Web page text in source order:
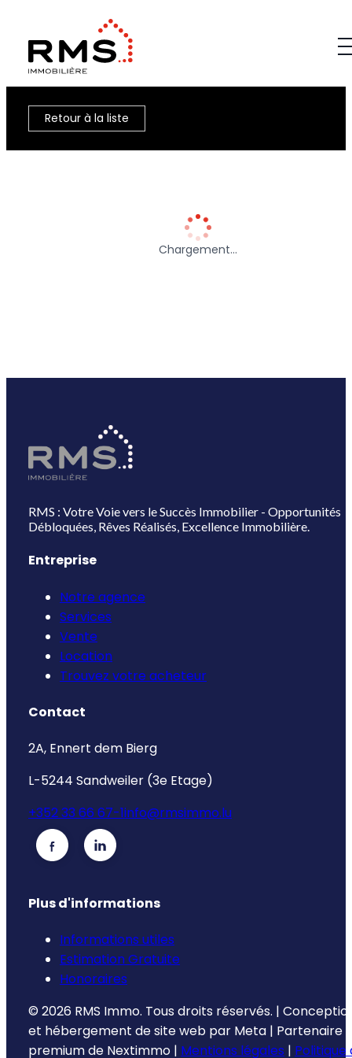
Retour à la liste
Chargement…
RMS : Votre Voie vers le Succès Immobilier - Opportunités
Débloquées, Rêves Réalisés, Excellence Immobilière.
Entreprise
Notre agence
Services
Vente
Location
Trouvez votre acheteur
Contact
2A, Ennert dem Bierg
L-5244 Sandweiler (3e Etage)
+352 33 66 67-1info@rmsimmo.lu
Plus d'informations
Informations utiles
Estimation Gratuite
Honoraires
© 2026 RMS Immo. Tous droits réservés. |
et hébergement de site web par Meta | Partenaire
premium de Nextimmo | Mentions légales | Politique